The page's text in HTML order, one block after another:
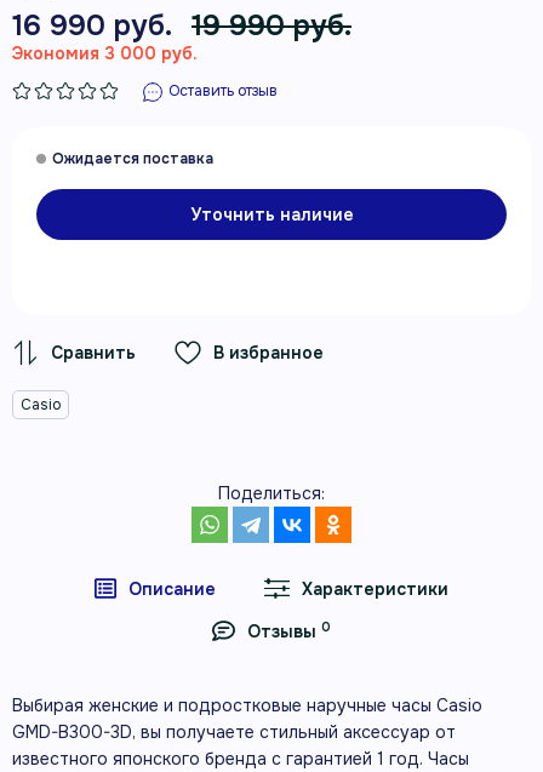
16 990 руб. 19 990 руб.
Экономия 3 000 руб.
Оставить отзыв
Уточнить наличие
В избранное
Casio
Поделиться:
Описание
Характеристики
Отзывы 0
Выбирая женские и подростковые наручные часы Casio
GMD-B300-3D, вы получаете стильный аксессуар от
известного японского бренда с гарантией 1 год. Часы